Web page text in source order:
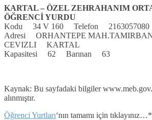
KARTAL – ÖZEL ZEHRAHANIM
ÖĞRENCİ YURDU
Kodu 34 V 160 Telefon 2163057080
Adresi ORHANTEPE
CEVIZLI KARTAL
Kapasitesi 62 Barınan 63
Kaynak: Bu sayfadaki bilgiler
alınmıştır.
Öğrenci Yurtları‘nın tamamı için